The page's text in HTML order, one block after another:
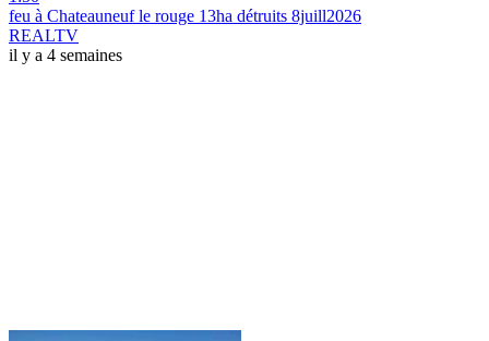
feu à Chateauneuf le rouge 13ha détruits 8juill2026
REALTV
il y a 4 semaines